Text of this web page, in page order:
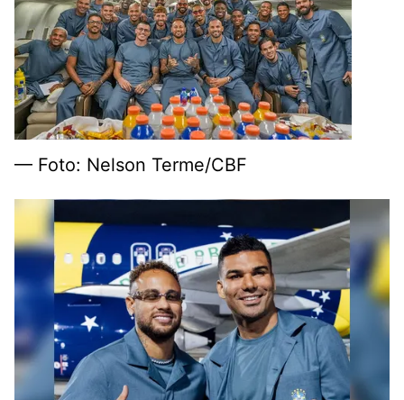
— Foto: Nelson Terme/CBF